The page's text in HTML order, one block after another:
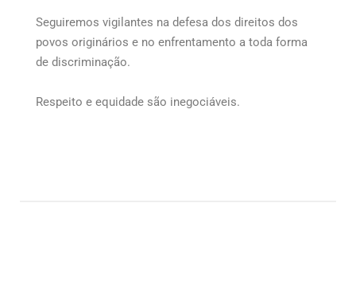
Seguiremos vigilantes na defesa dos direitos dos
povos originários e no enfrentamento a toda forma
de discriminação.
Respeito e equidade são inegociáveis.